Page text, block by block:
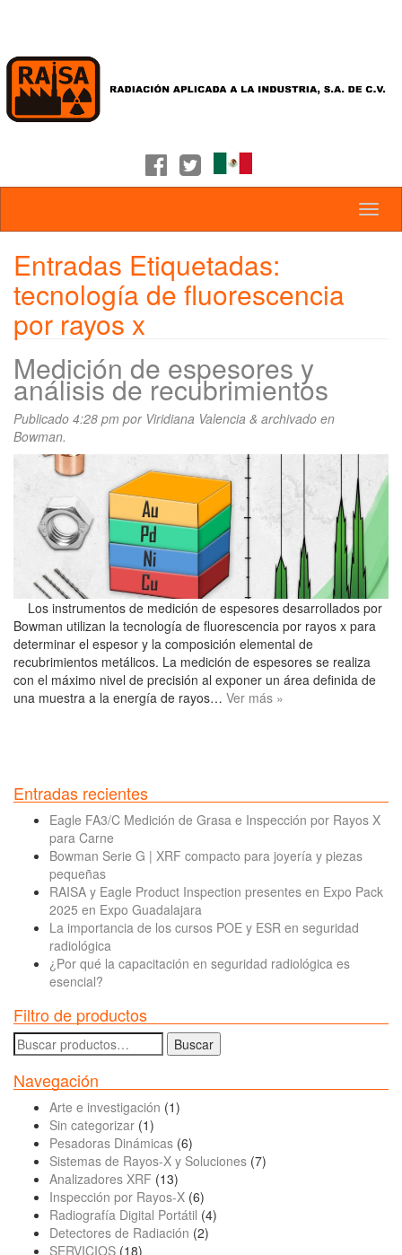
Entradas Etiquetadas:
tecnología de fluorescencia
por rayos x
Medición de espesores y
análisis de recubrimientos
Publicado 4:28 pm por Viridiana Valencia & archivado en
Bowman.
Los instrumentos de medición de espesores desarrollados por
Bowman utilizan la tecnología de fluorescencia por rayos x para
determinar el espesor y la composición elemental de
recubrimientos metálicos. La medición de espesores se realiza
con el máximo nivel de precisión al exponer un área definida de
una muestra a la energía de rayos… Ver más »
Entradas recientes
Eagle FA3/C Medición de Grasa e Inspección por Rayos X
para Carne
Bowman Serie G | XRF compacto para joyería y piezas
pequeñas
RAISA y Eagle Product Inspection presentes en Expo Pack
2025 en Expo Guadalajara
La importancia de los cursos POE y ESR en seguridad
radiológica
¿Por qué la capacitación en seguridad radiológica es
esencial?
Filtro de productos
Buscar
por:
Buscar
Navegación
Arte e investigación (1)
Sin categorizar (1)
Pesadoras Dinámicas (6)
Sistemas de Rayos-X y Soluciones (7)
Analizadores XRF (13)
Inspección por Rayos-X (6)
Radiografía Digital Portátil (4)
Detectores de Radiación (2)
SERVICIOS (18)